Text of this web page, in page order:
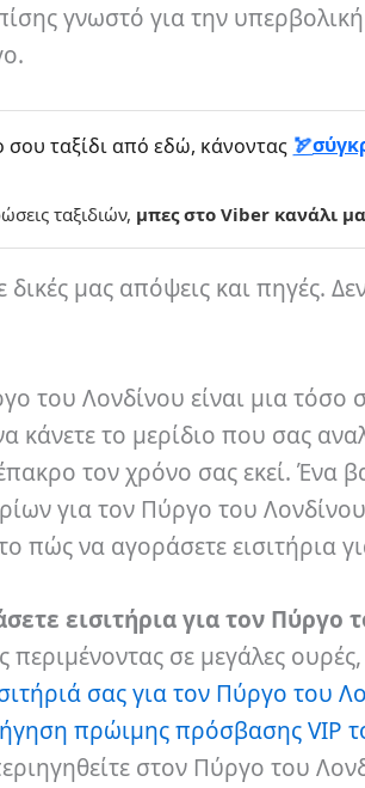
γνωστό για την
ταξίδι από εδώ, κάνοντας
ταξιδιών, μπες στο Viber κανάλι
δικές μας απόψεις και πηγές.
του Λονδίνου είναι μια τόσο
κάνετε το μερίδιο που σας
τον χρόνο σας εκεί. Ένα
για τον Πύργο του
πώς να αγοράσετε εισιτήρια
εισιτήρια για τον Πύργο
περιμένοντας σε μεγάλες
σας για τον Πύργο του
πρώιμης πρόσβασης VIP
στον Πύργο του